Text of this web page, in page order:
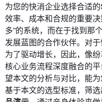
为您的快消企业选择合适
效率、成本和合规的重要
多”的系统，而在于找到那
发展蓝图的合作伙伴。对
为了驱动增长，因此，像
核心业务流程深度融合的
望本文的分析与对比，能
基于本文的选型标准，筛